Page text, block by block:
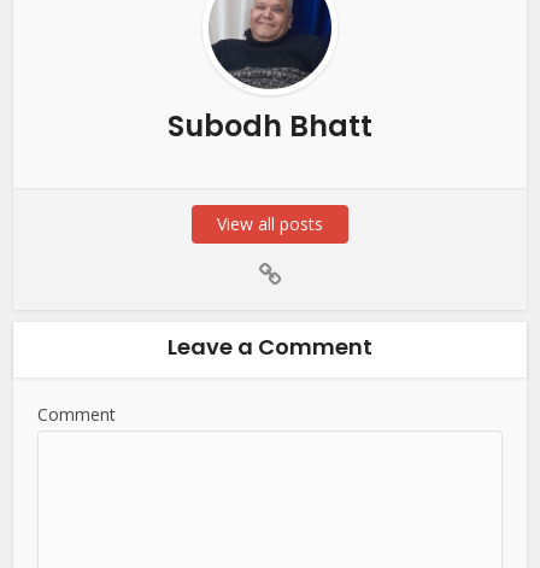
Subodh Bhatt
View all posts
Leave a Comment
Comment